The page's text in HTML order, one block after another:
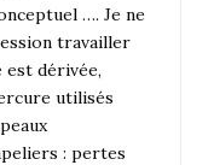
…. Je ne
travailler
est dérivée,
utilisés
: pertes